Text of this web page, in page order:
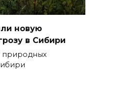
новую
в Сибири
природных